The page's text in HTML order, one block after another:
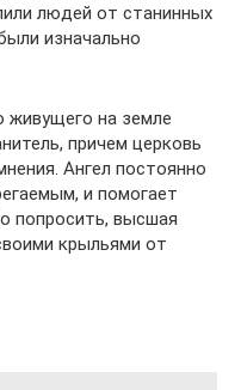
людей от станинных
изначально
живущего на земле
причем церковь
Ангел постоянно
и помогает
попросить, высшая
крыльями от